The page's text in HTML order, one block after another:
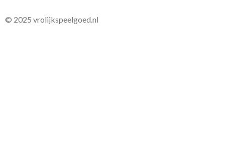
© 2025 vrolijkspeelgoed.nl